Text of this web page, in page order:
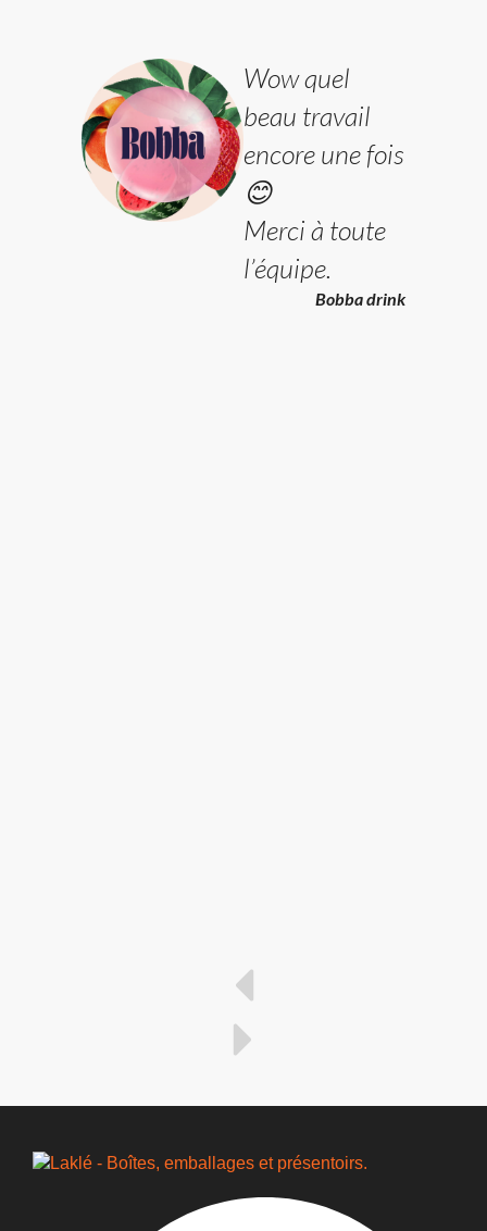
Wow quel
beau travail
encore une fois
😊
Merci à toute
l’équipe.
Bobba drink